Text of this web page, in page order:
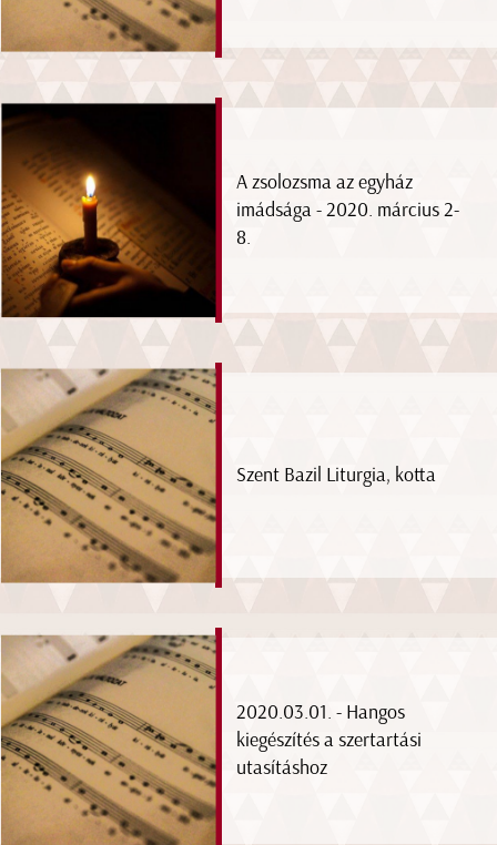
A zsolozsma az egyház
imádsága - 2020. március 2-
8.
Szent Bazil Liturgia, kotta
2020.03.01. - Hangos
kiegészítés a szertartási
utasításhoz